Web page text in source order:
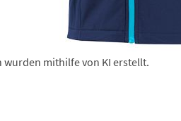
wurden mithilfe von KI erstellt.